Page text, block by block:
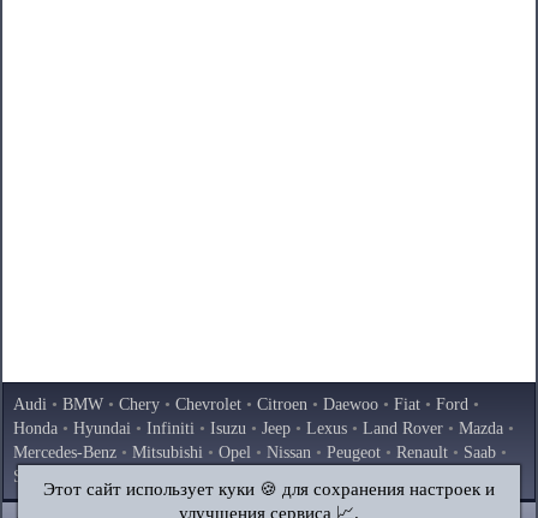
Audi • BMW • Chery • Chevrolet • Citroen • Daewoo • Fiat • Ford •
Honda • Hyundai • Infiniti • Isuzu • Jeep • Lexus • Land Rover • Mazda •
Mercedes-Benz • Mitsubishi • Opel • Nissan • Peugeot • Renault • Saab •
Skoda
Volkswagen
Этот сайт использует куки 🍪 для сохранения настроек и
улучшения сервиса 📈.